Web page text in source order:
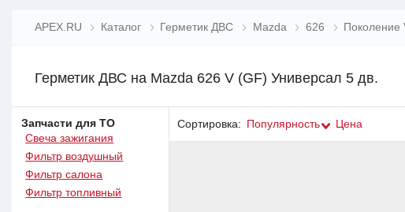
APEX.RU Каталог Герметик ДВС Mazda 626 Поколение
Герметик ДВС на Mazda 626 V (GF) Универсал 5 дв.
Запчасти для ТО
Свеча зажигания
Фильтр воздушный
Фильтр салона
Фильтр топливный
Сортировка: Популярность Цена